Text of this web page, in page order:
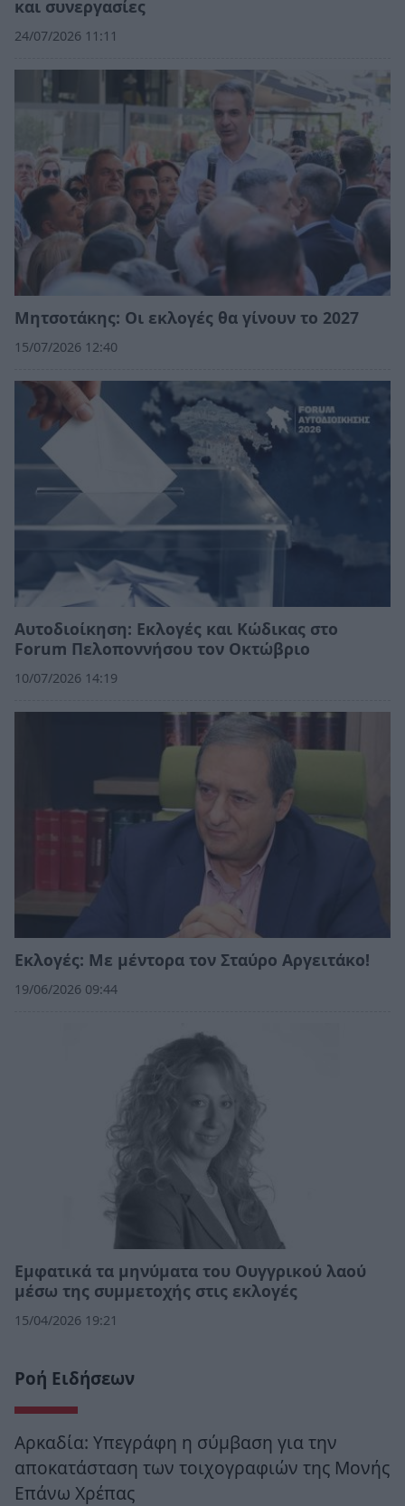
και συνεργασίες
24/07/2026 11:11
Μητσοτάκης: Οι εκλογές θα γίνουν το 2027
15/07/2026 12:40
Αυτοδιοίκηση: Εκλογές και Κώδικας στο
Forum Πελοποννήσου τον Οκτώβριο
10/07/2026 14:19
Εκλογές: Με μέντορα τον Σταύρο Αργειτάκο!
19/06/2026 09:44
Εμφατικά τα μηνύματα του Ουγγρικού λαού
μέσω της συμμετοχής στις εκλογές
15/04/2026 19:21
Ροή Ειδήσεων
Αρκαδία: Υπεγράφη η σύμβαση για την
αποκατάσταση των τοιχογραφιών της Μονής
Επάνω Χρέπας